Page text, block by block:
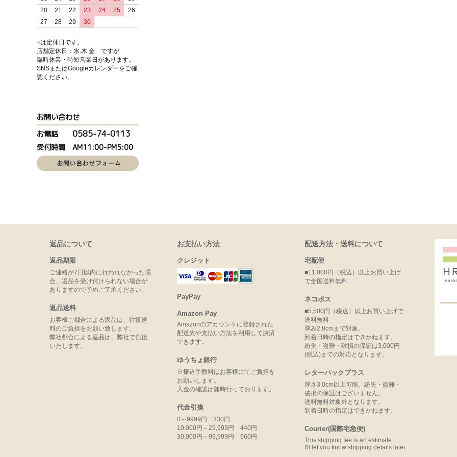
20
21 22 23 24 25
26
27
28 29 30
■は定休日です。
店舗定休日：水.木.金 ですが
臨時休業・時短営業日があります。
SNSまたはGoogleカレンダーをご確
認ください。
お問い合わせ
お電話 0585-74-0113
受付時間 AM11:00-PM5:00
返品について
返品期限
ご連絡が7日以内に行われなかった場
合、返品を受け付けられない場合が
ありますので予めご了承ください。
返品送料
お客様ご都合による返品は、往復送
料のご負担をお願い致します。
弊社都合による返品は、弊社で負担
いたします。
お支払い方法
クレジット
PayPay
Amazon Pay
Amazonのアカウントに登録された
配送先や支払い方法を利用して決済
できます。
ゆうちょ銀行
※振込手数料はお客様にてご負担を
お願いします。
入金の確認は随時行っております。
代金引換
0～9999円 330円
10,000円～29,999円 440円
30,000円～99,999円 660円
配送方法・送料について
宅配便
■11.000円（税込）以上お買い上げ
で全国送料無料
ネコポス
■5,500円（税込）以上お買い上げで
送料無料
厚み2.8cmまで対象。
到着日時の指定はできかねます。
紛失・盗難・破損の保証は3,000円
(税込)までの対応となります。
レターパックプラス
厚さ3.0cm以上可能。紛失・盗難・
破損の保証はございません。
送料無料対象外となります。
到着日時の指定はできかねます。
Courier(国際宅急便)
This shipping fee is an estimate.
I'll let you know shipping details later.